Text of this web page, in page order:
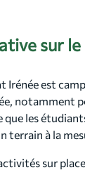
sur
Irénée est
notamment
les
terrain à la
sur